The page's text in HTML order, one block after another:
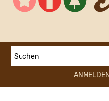
ANMELDEN